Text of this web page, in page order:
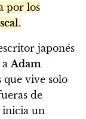
por los
.
japonés
Adam
que vive solo
de
inicia un